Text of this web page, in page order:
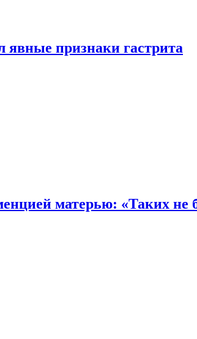
явные признаки гастрита
матерью: «Таких не